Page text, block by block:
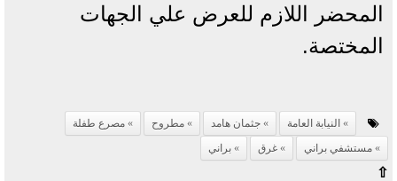
المحضر اللازم للعرض علي الجهات
المختصة.
النيابة العامة جثمان هامد مطروح
مصرع طفلة
مستشفي براني
غرق براني
⇧